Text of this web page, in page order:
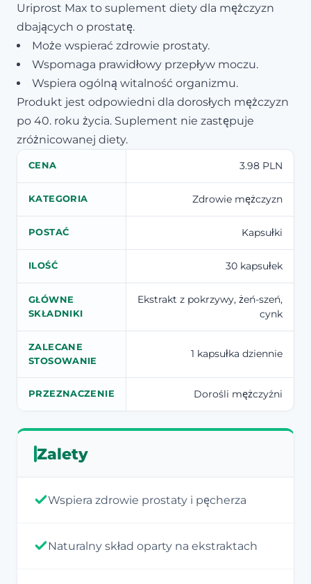
Uriprost Max to suplement diety dla mężczyzn
dbających o prostatę.
Może wspierać zdrowie prostaty.
Wspomaga prawidłowy przepływ moczu.
Wspiera ogólną witalność organizmu.
Produkt jest odpowiedni dla dorosłych mężczyzn
po 40. roku życia. Suplement nie zastępuje
zróżnicowanej diety.
CENA 3.98 PLN
KATEGORIA Zdrowie mężczyzn
POSTAĆ Kapsułki
ILOŚĆ 30 kapsułek
GŁÓWNE
SKŁADNIKI
Ekstrakt z pokrzywy, żeń-szeń,
cynk
ZALECANE
STOSOWANIE
1 kapsułka dziennie
PRZEZNACZENIE Dorośli mężczyźni
Zalety
Wspiera zdrowie prostaty i pęcherza
Naturalny skład oparty na ekstraktach